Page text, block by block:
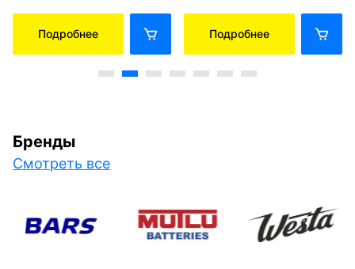
Подробнее Подробнее
Бренды
Смотреть все